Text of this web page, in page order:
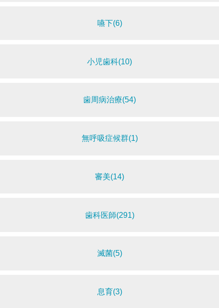
嚥下(6)
小児歯科(10)
歯周病治療(54)
無呼吸症候群(1)
審美(14)
歯科医師(291)
滅菌(5)
息育(3)